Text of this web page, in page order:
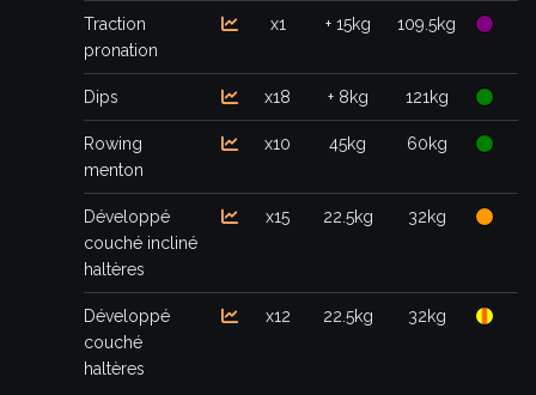
Traction
pronation
x1 + 15kg 109.5kg
Dips x18 + 8kg 121kg
Rowing
menton
x10 45kg 60kg
Développé
couché incliné
haltères
x15 22.5kg 32kg
Développé
couché
haltères
x12 22.5kg 32kg